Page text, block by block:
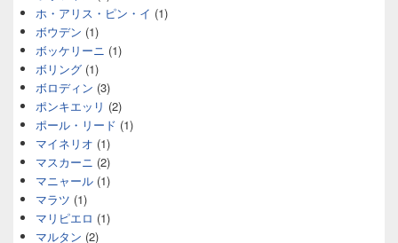
ホ・アリス・ピン・イ (1)
ボウデン (1)
ボッケリーニ (1)
ボリング (1)
ボロディン (3)
ポンキエッリ (2)
ポール・リード (1)
マイネリオ (1)
マスカーニ (2)
マニャール (1)
マラツ (1)
マリピエロ (1)
マルタン (2)